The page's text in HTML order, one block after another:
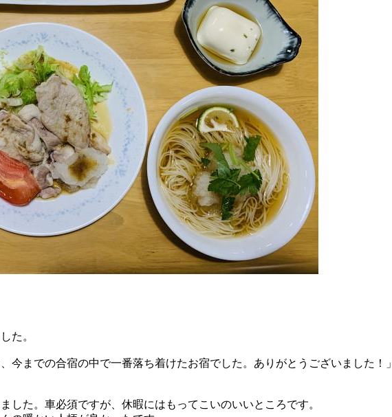
た。
今までの合宿の中で一番落ち着けたお宿でした。ありがとうございました！」
した。車必須ですが、休暇にはもってこいのいいところです。